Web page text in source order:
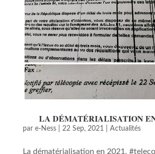
LA DÉMATÉRIALISATION
par e-Ness| 22 Sep, 2021 Actualités
La dématérialisation en 2021.